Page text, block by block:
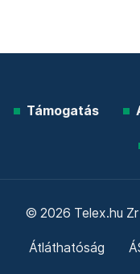
Támogatás
© 2026 Telex.hu
Átláthatóság